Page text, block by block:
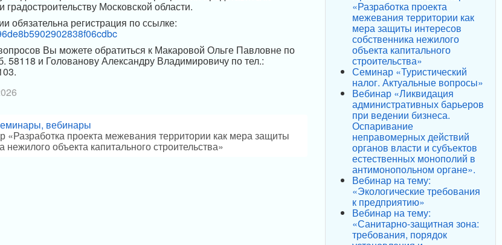
градостроительству Московской области.
обязательна регистрация по ссылке:
Вы можете обратиться к Макаровой Ольге Павловне по
58118 и Голованову Александру Владимировичу по тел.:
вебинары
проекта межевания территории как мера защиты
нежилого объекта капитального строительства»
«Разработка проекта
межевания территории как
мера защиты интересов
собственника нежилого
объекта капитального
строительства»
Семинар «Туристический
налог. Актуальные вопросы»
Вебинар «Ликвидация
административных барьеров
при ведении бизнеса.
Оспаривание
неправомерных действий
органов власти и субъектов
естественных монополий в
антимонопольном органе».
Вебинар на тему:
«Экологические требования
к предприятию»
Вебинар на тему:
«Санитарно-защитная зона:
требования, порядок